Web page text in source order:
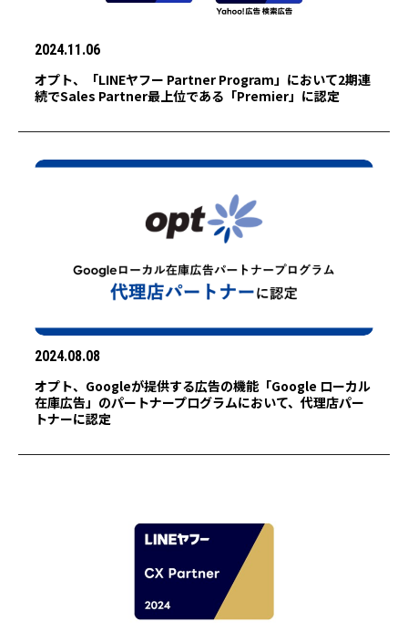
2024.11.06
オプト、「LINEヤフー Partner Program」において2期連
続でSales Partner最上位である「Premier」に認定
2024.08.08
オプト、Googleが提供する広告の機能「Google ローカル
在庫広告」のパートナープログラムにおいて、代理店パー
トナーに認定